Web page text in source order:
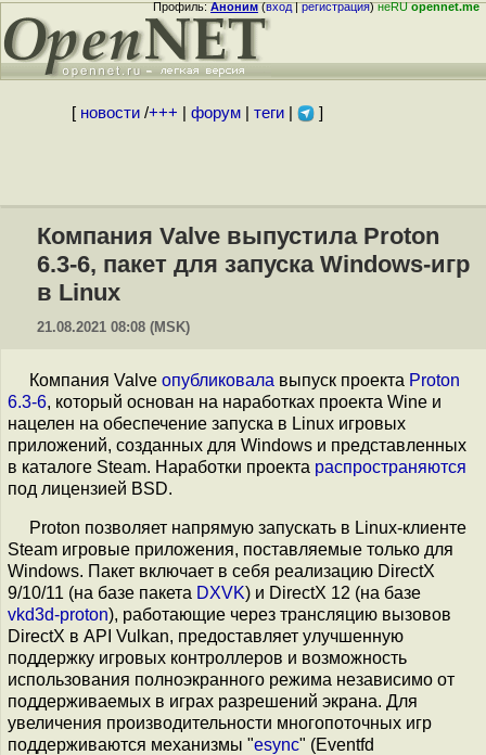
Профиль:Аноним(вход|регистрация)неRUopennet.me
[ новости/+++ форум| теги| ]
Компания Valve выпустила Proton
6.3-6, пакет для запуска Windows-игр
в Linux
21.08.2021 08:08 (MSK)
Компания Valve опубликовала выпуск проекта Proton
6.3-6, который основан на наработках проекта Wine и
нацелен на обеспечение запуска в Linux игровых
приложений, созданных для Windows и представленных
в каталоге Steam. Наработки проекта распространяются
под лицензией BSD.
Proton позволяет напрямую запускать в Linux-клиенте
Steam игровые приложения, поставляемые только для
Windows. Пакет включает в себя реализацию DirectX
9/10/11 (на базе пакета DXVK) и DirectX 12 (на базе
vkd3d-proton), работающие через трансляцию вызовов
DirectX в API Vulkan, предоставляет улучшенную
поддержку игровых контроллеров и возможность
использования полноэкранного режима независимо от
поддерживаемых в играх разрешений экрана. Для
увеличения производительности многопоточных игр
поддерживаются механизмы "esync" (Eventfd